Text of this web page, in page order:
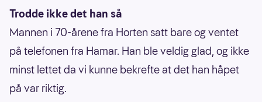
Trodde ikke det han så
Mannen i 70-årene fra Horten satt bare og ventet
på telefonen fra Hamar. Han ble veldig glad, og ikke
minst lettet da vi kunne bekrefte at det han håpet
på var riktig.